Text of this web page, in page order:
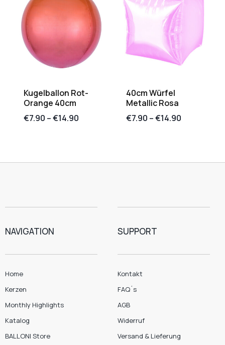
Kugelballon Rot-
Orange 40cm
€7.90 –€14.90
40cm Würfel
Metallic Rosa
€7.90 –€14.90
NAVIGATION
Home
Kerzen
Monthly Highlights
Katalog
BALLONI Store
SUPPORT
Kontakt
FAQ´s
AGB
Widerruf
Versand & Lieferung